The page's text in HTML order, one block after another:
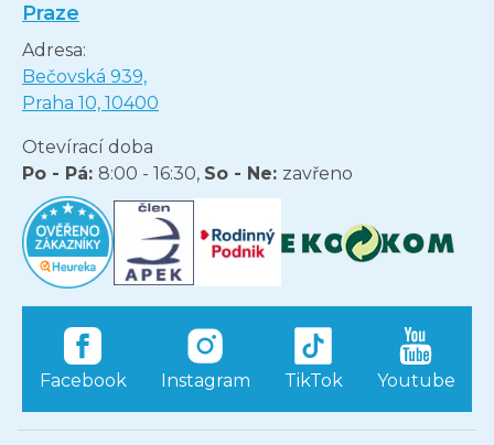
Praze
Adresa:
Bečovská 939,
Praha 10, 10400
Otevírací doba
Po - Pá: 8:00 - 16:30, So - Ne: zavřeno
Facebook Instagram TikTok Youtube